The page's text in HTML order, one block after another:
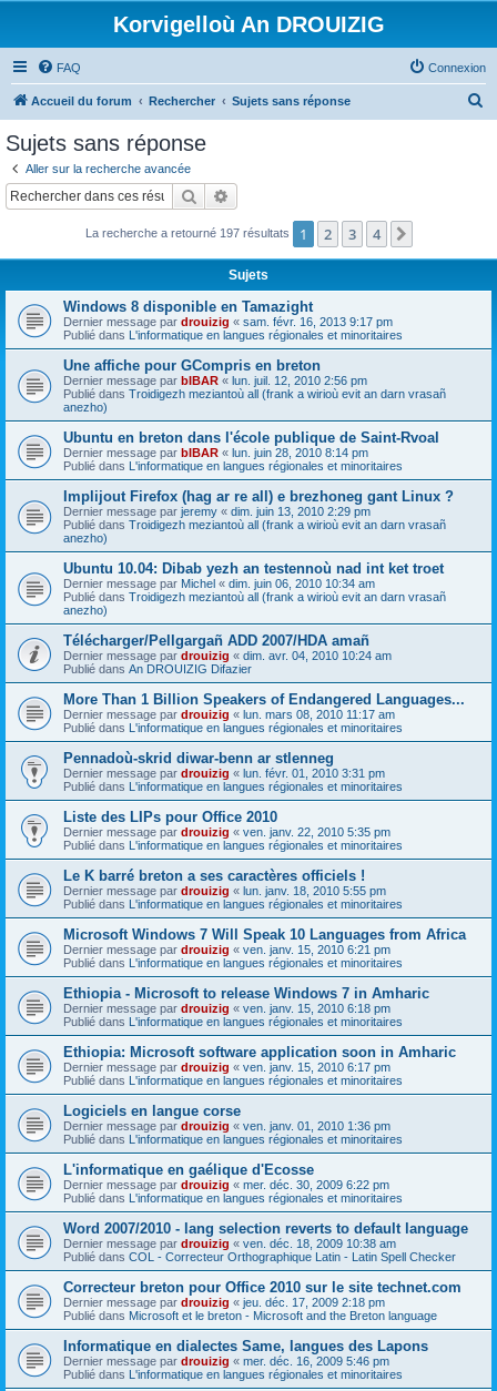
Korvigelloù An DROUIZIG
FAQ Connexion
Accueil du forum Rechercher Sujets sans réponse
c
Sujets sans réponse
Aller sur la recherche avancée
Rechercher
La recherche a retourné 197 résultats 1 2 3 4
Sujets
Windows 8 disponible en Tamazight
Dernier message par drouizig « sam. févr. 16, 2013 9:17 pm
Publié dans L'informatique en langues régionales et minoritaires
Une affiche pour GCompris en breton
Dernier message par bIBAR « lun. juil. 12, 2010 2:56 pm
Publié dans Troidigezh meziantoù all (frank a wirioù evit an darn vrasañ
anezho)
Ubuntu en breton dans l'école publique de Saint-Rvoal
Dernier message par bIBAR « lun. juin 28, 2010 8:14 pm
Publié dans L'informatique en langues régionales et minoritaires
Implijout Firefox (hag ar re all) e brezhoneg gant Linux ?
Dernier message par jeremy « dim. juin 13, 2010 2:29 pm
Publié dans Troidigezh meziantoù all (frank a wirioù evit an darn vrasañ
anezho)
Ubuntu 10.04: Dibab yezh an testennoù nad int ket troet
Dernier message par Michel « dim. juin 06, 2010 10:34 am
Publié dans Troidigezh meziantoù all (frank a wirioù evit an darn vrasañ
anezho)
Télécharger/Pellgargañ ADD 2007/HDA amañ
Dernier message par drouizig « dim. avr. 04, 2010 10:24 am
Publié dans An DROUIZIG Difazier
More Than 1 Billion Speakers of Endangered Languages...
Dernier message par drouizig « lun. mars 08, 2010 11:17 am
Publié dans L'informatique en langues régionales et minoritaires
Pennadoù-skrid diwar-benn ar stlenneg
Dernier message par drouizig « lun. févr. 01, 2010 3:31 pm
Publié dans L'informatique en langues régionales et minoritaires
Liste des LIPs pour Office 2010
Dernier message par drouizig « ven. janv. 22, 2010 5:35 pm
Publié dans L'informatique en langues régionales et minoritaires
Le K barré breton a ses caractères officiels !
Dernier message par drouizig « lun. janv. 18, 2010 5:55 pm
Publié dans L'informatique en langues régionales et minoritaires
Microsoft Windows 7 Will Speak 10 Languages from Africa
Dernier message par drouizig « ven. janv. 15, 2010 6:21 pm
Publié dans L'informatique en langues régionales et minoritaires
Ethiopia - Microsoft to release Windows 7 in Amharic
Dernier message par drouizig « ven. janv. 15, 2010 6:18 pm
Publié dans L'informatique en langues régionales et minoritaires
Ethiopia: Microsoft software application soon in Amharic
Dernier message par drouizig « ven. janv. 15, 2010 6:17 pm
Publié dans L'informatique en langues régionales et minoritaires
Logiciels en langue corse
Dernier message par drouizig « ven. janv. 01, 2010 1:36 pm
Publié dans L'informatique en langues régionales et minoritaires
L'informatique en gaélique d'Ecosse
Dernier message par drouizig « mer. déc. 30, 2009 6:22 pm
Publié dans L'informatique en langues régionales et minoritaires
Word 2007/2010 - lang selection reverts to default language
Dernier message par drouizig « ven. déc. 18, 2009 10:38 am
Publié dans COL - Correcteur Orthographique Latin - Latin Spell Checker
Correcteur breton pour Office 2010 sur le site technet.com
Dernier message par drouizig « jeu. déc. 17, 2009 2:18 pm
Publié dans Microsoft et le breton - Microsoft and the Breton language
Informatique en dialectes Same, langues des Lapons
Dernier message par drouizig « mer. déc. 16, 2009 5:46 pm
Publié dans L'informatique en langues régionales et minoritaires